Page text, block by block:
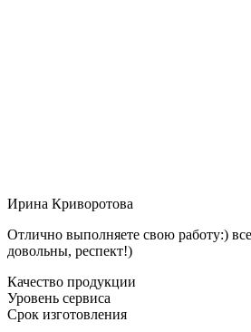
Ирина Криворотова
Отлично выполняете свою работу:)
довольны, респект!)
Качество продукции
Уровень сервиса
Срок изготовления